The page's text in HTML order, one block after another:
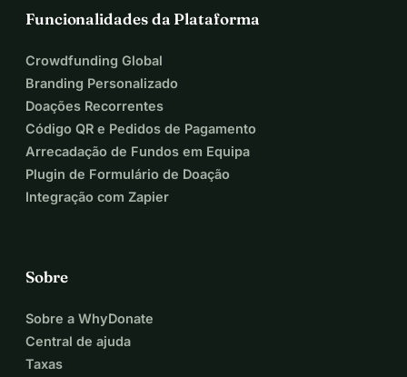
Funcionalidades da Plataforma
Crowdfunding Global
Branding Personalizado
Doações Recorrentes
Código QR e Pedidos de Pagamento
Arrecadação de Fundos em Equipa
Plugin de Formulário de Doação
Integração com Zapier
Sobre
Sobre a WhyDonate
Central de ajuda
Taxas